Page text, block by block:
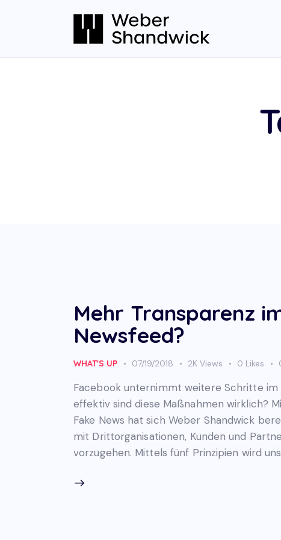
Mehr Transparenz
Newsfeed?
WHAT'S UP 07/19/2018 2K Views 0 Likes
Facebook unternimmt weitere Schritte im
effektiv sind diese Maßnahmen wirklich?
Fake News hat sich Weber Shandwick
mit Drittorganisationen, Kunden und
vorzugehen. Mittels fünf Prinzipien wird